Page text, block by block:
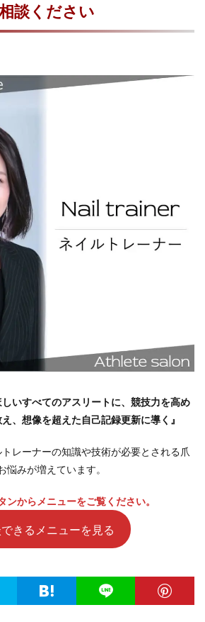
談ください
いすべてのアスリートに、競技力を高め
、想像を超えた自己記録更新に導く 』
レーナーの知識や技術が必要とされる爪
悩みが増えています。
ンからメニューをご覧ください。
きるメニューを見る